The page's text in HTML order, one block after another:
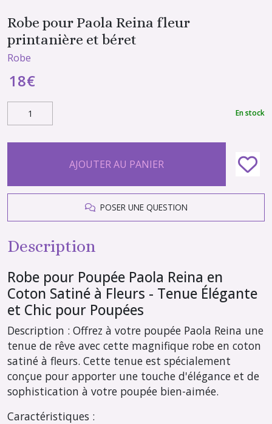
Robe pour Paola Reina fleur
printanière et béret
Robe
18€
En stock
AJOUTER AU PANIER
POSER UNE QUESTION
Description
Robe pour Poupée Paola Reina en
Coton Satiné à Fleurs - Tenue Élégante
et Chic pour Poupées
Description : Offrez à votre poupée Paola Reina une
tenue de rêve avec cette magnifique robe en coton
satiné à fleurs. Cette tenue est spécialement
conçue pour apporter une touche d'élégance et de
sophistication à votre poupée bien-aimée.
Caractéristiques :